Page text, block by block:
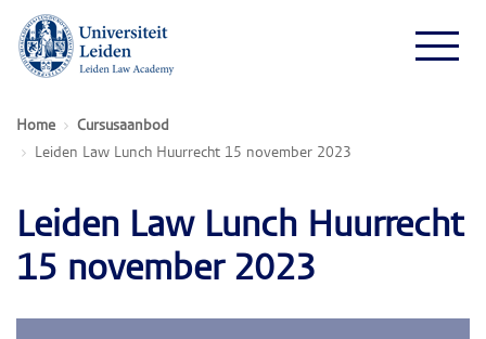
Home
Cursusaanbod
Leiden Law Lunch Huurrecht 15 november 2023
Leiden Law Lunch Huurrecht
15 november 2023